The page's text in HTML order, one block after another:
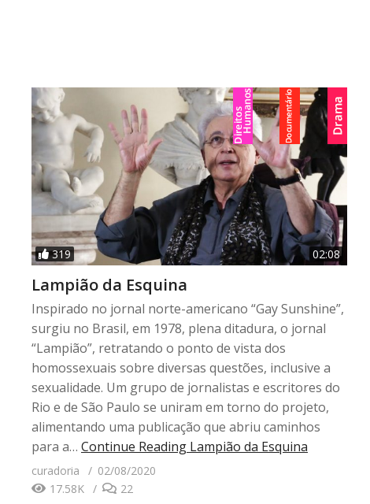
319 02:08
Lampião da Esquina
Inspirado no jornal norte-americano “Gay Sunshine”,
surgiu no Brasil, em 1978, plena ditadura, o jornal
“Lampião”, retratando o ponto de vista dos
homossexuais sobre diversas questões, inclusive a
sexualidade. Um grupo de jornalistas e escritores do
Rio e de São Paulo se uniram em torno do projeto,
alimentando uma publicação que abriu caminhos
para a… Continue Reading Lampião da Esquina
curadoria
02/08/2020
17.58K
22